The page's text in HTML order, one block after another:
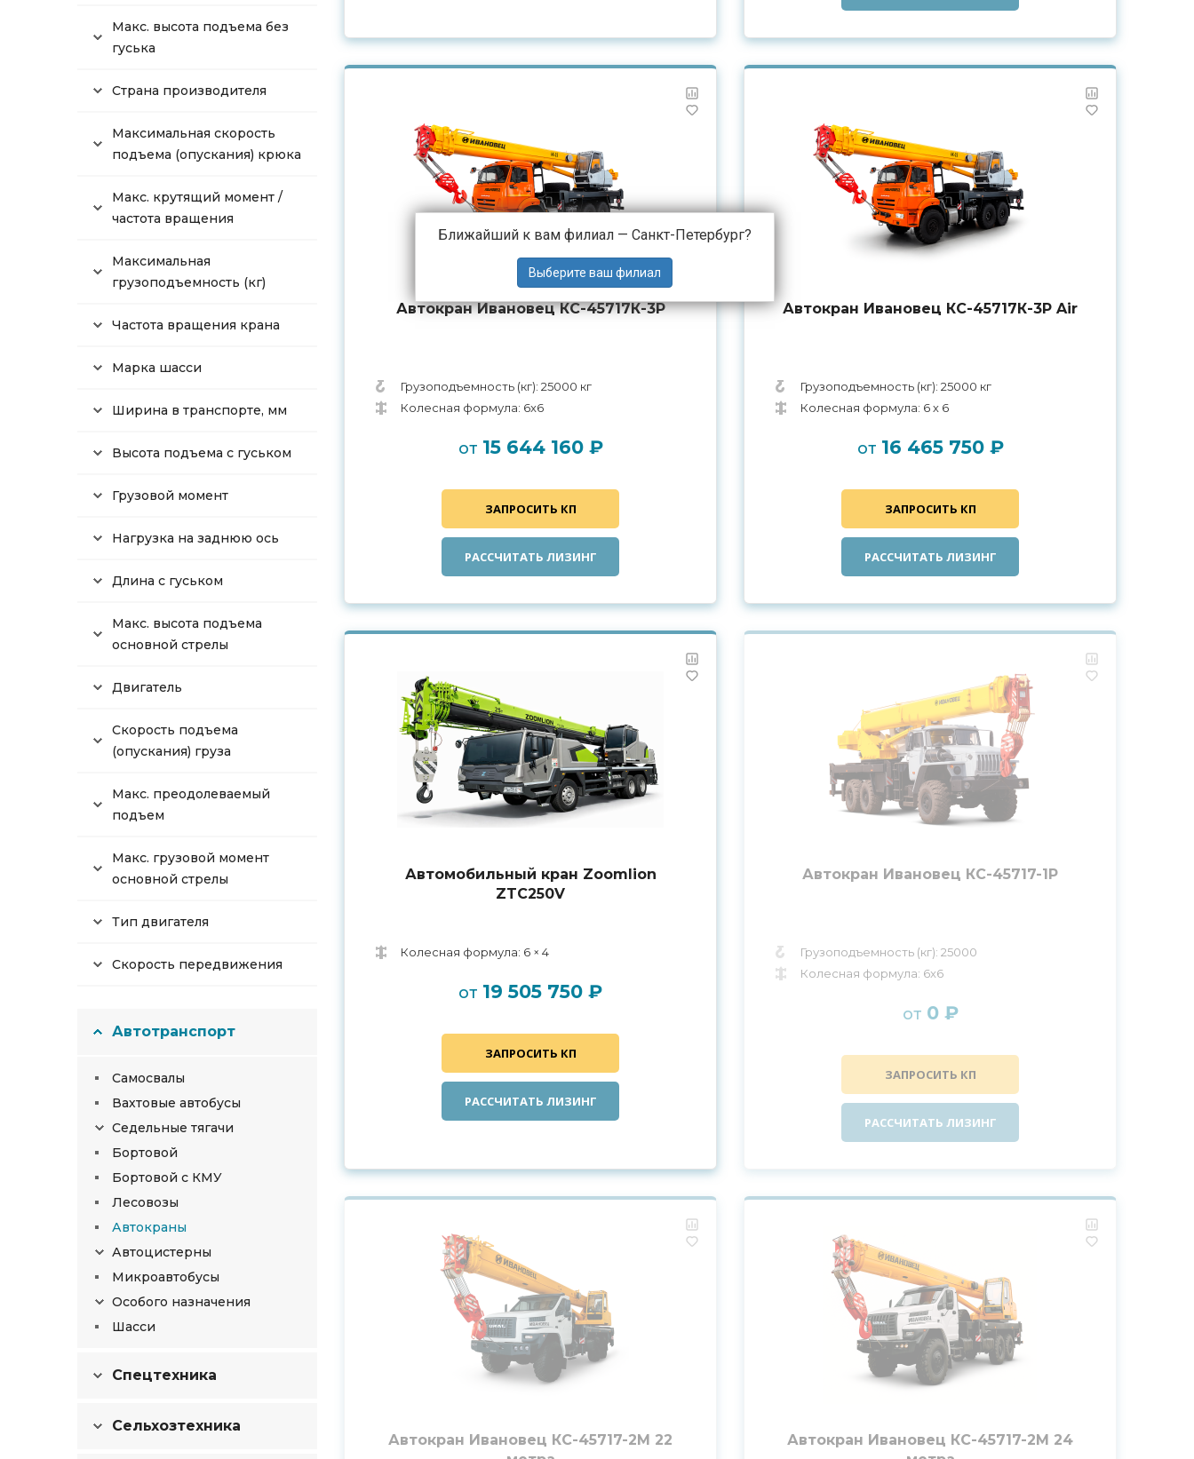
Ближайший к вам филиал — Санкт-Петербург?
Макс. высота подъема без
гуська
Страна производителя
Максимальная скорость
подъема (опускания) крюка
Макс. крутящий момент /
частота вращения
Максимальная
грузоподъемность (кг)
Частота вращения крана
Марка шасси
Ширина в транспорте, мм
Высота подъема с гуськом
Грузовой момент
Нагрузка на заднюю ось
Длина с гуськом
Макс. высота подъема
основной стрелы
Двигатель
Скорость подъема
(опускания) груза
Макс. преодолеваемый
подъем
Макс. грузовой момент
основной стрелы
Тип двигателя
Скорость передвижения
Автотранспорт
Самосвалы
Вахтовые автобусы
Седельные тягачи
Бортовой
Бортовой с КМУ
Лесовозы
Автокраны
Автоцистерны
Микроавтобусы
Особого назначения
Шасси
Спецтехника
Сельхозтехника
Автокран Ивановец КС-45717К-3Р
Грузоподъемность (кг): 25000 кг
Колесная формула: 6x6
от 15 644 160 ₽
ЗАПРОСИТЬ КП
РАССЧИТАТЬ ЛИЗИНГ
Автокран Ивановец КС-45717К-3Р Air
Грузоподъемность (кг): 25000 кг
Колесная формула: 6 х 6
от 16 465 750 ₽
ЗАПРОСИТЬ КП
РАССЧИТАТЬ ЛИЗИНГ
Автомобильный кран Zoomlion
ZTC250V
Колесная формула: 6 × 4
от 19 505 750 ₽
ЗАПРОСИТЬ КП
РАССЧИТАТЬ ЛИЗИНГ
Автокран Ивановец КС-45717-1Р
Грузоподъемность (кг): 25000
Колесная формула: 6x6
от 0 ₽
ЗАПРОСИТЬ КП
РАССЧИТАТЬ ЛИЗИНГ
Автокран Ивановец КС-45717-2М 22
Автокран Ивановец КС-45717-2М 24